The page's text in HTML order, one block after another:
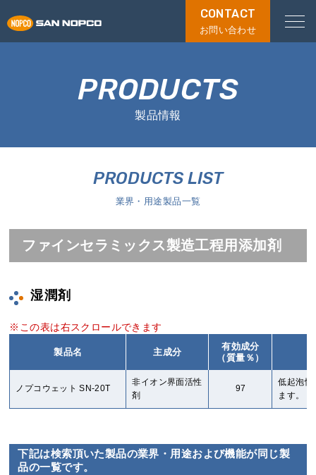
CONTACT
お問い合わせ
PRODUCTS
製品情報
PRODUCTS LIST
業界・用途製品一覧
ファインセラミックス製造工程用添加剤
湿潤剤
製品名 主成分
有効成分
（質量％）
ノプコウェット SN-20T
非イオン界面活性
剤
97
低起泡性
ます。
下記は検索頂いた製品の業界・用途および機能が同じ製
品の一覧です。